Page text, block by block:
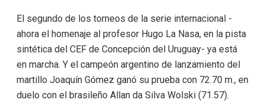
El segundo de los torneos de la serie internacional -
ahora el homenaje al profesor Hugo La Nasa, en la pista
sintética del CEF de Concepción del Uruguay- ya está
en marcha. Y el campeón argentino de lanzamiento del
martillo Joaquín Gómez ganó su prueba con 72.70 m., en
duelo con el brasileño Allan da Silva Wolski (71.57).